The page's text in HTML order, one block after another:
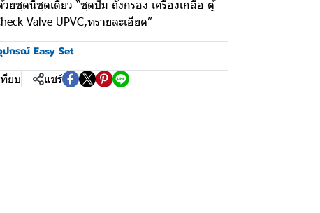
ยชุดนี้ชุดเดียว “ชุดปั๊ม ถังกรอง เครื่องเกลือ ตู้
Valve UPVC,ทรายละเอียด”
ปกรณ์ Easy Set
ทียบ แชร์